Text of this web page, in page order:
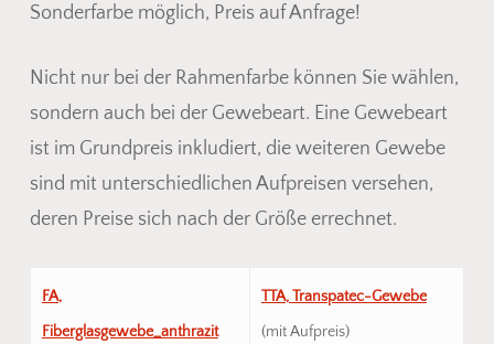
Sonderfarbe möglich, Preis auf Anfrage!
Nicht nur bei der Rahmenfarbe können Sie wählen,
sondern auch bei der Gewebeart. Eine Gewebeart
ist im Grundpreis inkludiert, die weiteren Gewebe
sind mit unterschiedlichen Aufpreisen versehen,
deren Preise sich nach der Größe errechnet.
FA,
Fiberglasgewebe_anthrazit
TTA, Transpatec-Gewebe
(mit Aufpreis)